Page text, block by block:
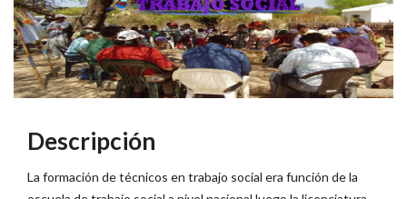
Descripción
La formación de técnicos en trabajo social era función de la